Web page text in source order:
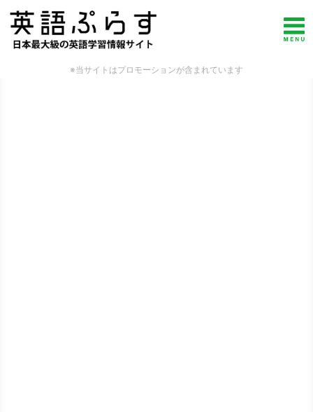
※当サイトはプロモーションが含まれています